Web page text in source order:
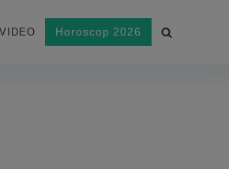
VIDEO Horoscop 2026